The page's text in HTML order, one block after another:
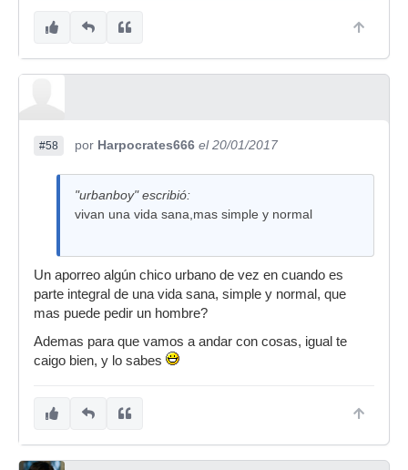
#58 por Harpocrates666 el 20/01/2017
"urbanboy" escribió:
vivan una vida sana,mas simple y normal
Un aporreo algún chico urbano de vez en cuando es
parte integral de una vida sana, simple y normal, que
mas puede pedir un hombre?
Ademas para que vamos a andar con cosas, igual te
caigo bien, y lo sabes